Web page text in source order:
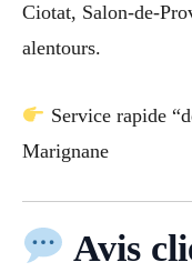
Ciotat, Salon-de-
alentours.
Service rapide
Marignane
Avis